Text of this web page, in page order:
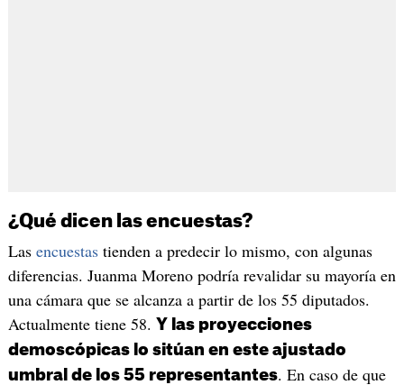
¿Qué dicen las encuestas?
Las encuestastienden a predecir lo mismo, con algunas
diferencias. Juanma Moreno podría revalidar su mayoría en
una cámara que se alcanza a partir de los 55 diputados.
Actualmente tiene 58. Y las proyecciones
demoscópicas lo sitúan en este ajustado
umbral de los 55 representantes. En caso de que